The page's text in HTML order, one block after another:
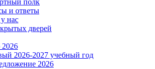
и ответы
нас
дверей
2026-2027 учебный год
2026